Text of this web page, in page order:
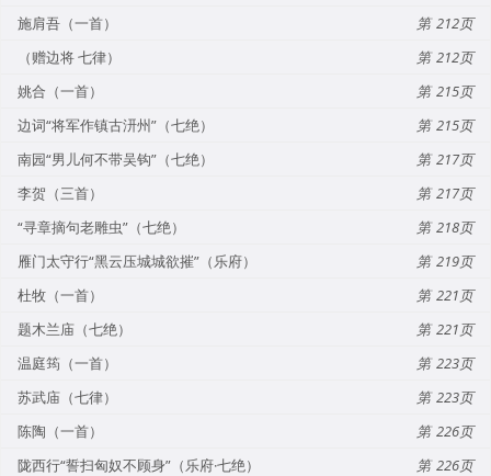
施肩吾（一首）
212
（赠边将 七律）
212
姚合（一首）
215
边词“将军作镇古汧州”（七绝）
215
南园“男儿何不带吴钩”（七绝）
217
李贺（三首）
217
“寻章摘句老雕虫”（七绝）
218
雁门太守行“黑云压城城欲摧”（乐府）
219
杜牧（一首）
221
题木兰庙（七绝）
221
温庭筠（一首）
223
苏武庙（七律）
223
陈陶（一首）
226
陇西行“誓扫匈奴不顾身”（乐府·七绝）
226